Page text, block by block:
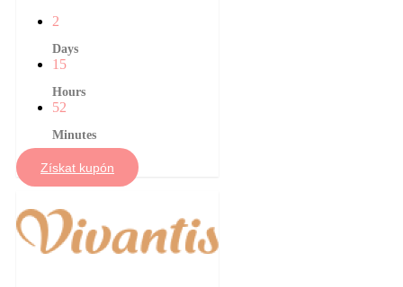
2
Days
15
Hours
52
Minutes
Získat kupón